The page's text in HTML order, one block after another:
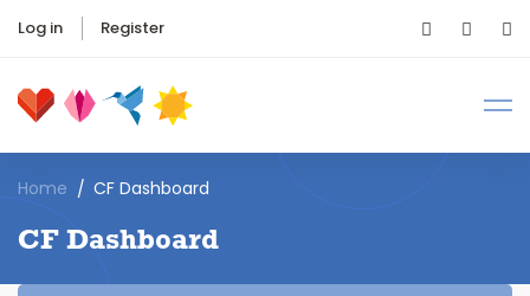
Log in Register
Home CF Dashboard
CF Dashboard